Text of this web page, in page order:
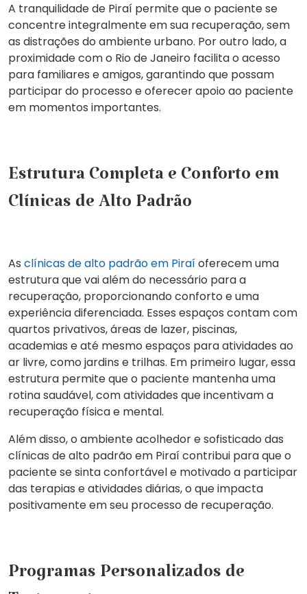
A tranquilidade de Piraí permite que o paciente se
concentre integralmente em sua recuperação, sem
as distrações do ambiente urbano. Por outro lado, a
proximidade com o Rio de Janeiro facilita o acesso
para familiares e amigos, garantindo que possam
participar do processo e oferecer apoio ao paciente
em momentos importantes.
Estrutura Completa e Conforto em
Clínicas de Alto Padrão
As clínicas de alto padrão em Piraíoferecem uma
estrutura que vai além do necessário para a
recuperação, proporcionando conforto e uma
experiência diferenciada. Esses espaços contam com
quartos privativos, áreas de lazer, piscinas,
academias e até mesmo espaços para atividades ao
ar livre, como jardins e trilhas. Em primeiro lugar, essa
estrutura permite que o paciente mantenha uma
rotina saudável, com atividades que incentivam a
recuperação física e mental.
Além disso, o ambiente acolhedor e sofisticado das
clínicas de alto padrão em Piraí contribui para que o
paciente se sinta confortável e motivado a participar
das terapias e atividades diárias, o que impacta
positivamente em seu processo de recuperação.
Programas Personalizados de